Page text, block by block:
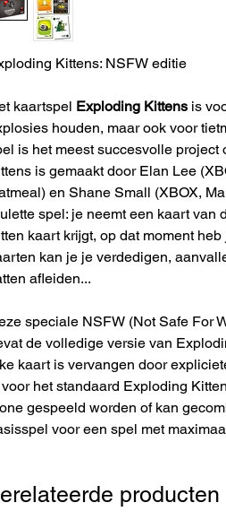
Kittens: NSFW editie
kaartspel Exploding Kittens is
houden, maar ook voor
is het meest succesvolle
is gemaakt door Elan Lee
en Shane Small (XBOX,
spel: je neemt een kaart van
kaart krijgt, op dat moment
kan je je verdedigen,
afleiden...
speciale NSFW (Not Safe For
de volledige versie van
kaart is vervangen door
het standaard Exploding
gespeeld worden of kan
voor een spel met
producten